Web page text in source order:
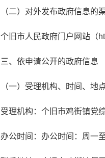
（二）对外发布政府信息的
个旧市人民政府门户网站（
三、依申请公开的政府信息
（一）受理机构、时间、地
受理机构：个旧市鸡街镇党
办公时间： 办公时间：周一